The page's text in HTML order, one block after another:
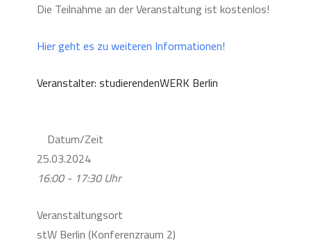
Die Teilnahme an der Veranstaltung ist kostenlos!
Hier geht es zu weiteren Informationen!
Veranstalter: studierendenWERK Berlin
Datum/Zeit
25.03.2024
16:00 - 17:30 Uhr
Veranstaltungsort
stW Berlin (Konferenzraum 2)